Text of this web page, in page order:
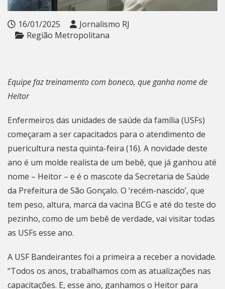
16/01/2025
Jornalismo RJ
Região Metropolitana
Equipe faz treinamento com boneco, que ganha nome de
Heitor
Enfermeiros das unidades de saúde da família (USFs)
começaram a ser capacitados para o atendimento de
puericultura nesta quinta-feira (16). A novidade deste
ano é um molde realista de um bebê, que já ganhou até
nome – Heitor – e é o mascote da Secretaria de Saúde
da Prefeitura de São Gonçalo. O ‘recém-nascido’, que
tem peso, altura, marca da vacina BCG e até do teste do
pezinho, como de um bebê de verdade, vai visitar todas
as USFs esse ano.
A USF Bandeirantes foi a primeira a receber a novidade.
“Todos os anos, trabalhamos com as atualizações nas
capacitações. E, esse ano, ganhamos o Heitor para